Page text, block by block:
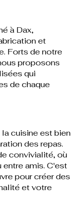
à Dax,
et
Forts de notre
proposons
qui
de chaque
cuisine est bien
des repas.
convivialité, où
entre amis. C'est
pour créer des
et votre